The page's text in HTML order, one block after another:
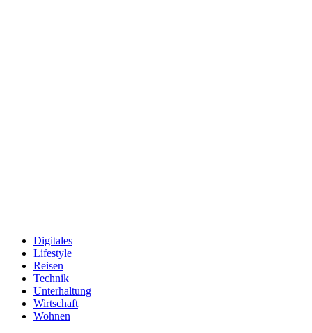
Digitales
Lifestyle
Reisen
Technik
Unterhaltung
Wirtschaft
Wohnen